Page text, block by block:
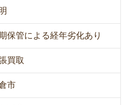
保管による経年劣化あり
買取
市